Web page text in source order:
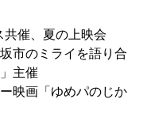
共催、夏の上映会
市のミライを語り合
主催
映画「ゆめパのじか